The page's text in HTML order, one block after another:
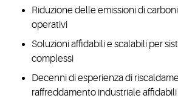
Riduzione delle emissioni di
operativi
Soluzioni affidabili e scalabili per
complessi
Decenni di esperienza di
raffreddamento industriale affidabili